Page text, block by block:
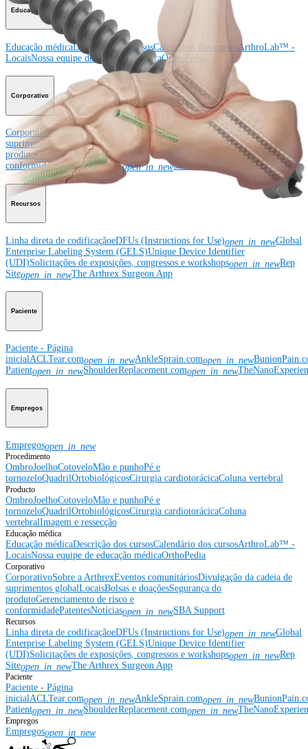
Educação médica
Educação médicaDescrição dos cursosCalendário dos cursosArthroLab™ -
LocaisNossa equipe de educação médicaOrthoPedia
Corporativo
CorporativoSobre a Arthrex Eventos comunitários
Divulgação da cadeia de
suprimentos globalLocaisBolsas e doaçõesSegurança do
produtoGerenciamento de risco e
conformidadePatentesNotíciasopen_in_newSBA Support
Recursos
Linha direta de codificaçãoeDFUs (Instructions for Use)open_in_newGlobal
Enterprise Labeling System (GELS)Unique Device Identifier
(UDI)Solicitações de exposições, congressos e workshopsopen_in_newRep
Siteopen_in_newThe Arthrex Surgeon App
Paciente
Paciente - Página
inicialACLTear.comopen_in_newAnkleSprain.comopen_in_new
Patientopen_in_newShoulderReplacement.comopen_in_new
Empregos
Empregosopen_in_new
Procedimento
OmbroJoelhoCotoveloMão e punhoPé e
tornozeloQuadrilOrtobiológicosCirurgia cardiotorácicaColuna vertebral
Producto
OmbroJoelhoCotoveloMão e punhoPé e
tornozeloQuadrilOrtobiológicosCirurgia cardiotorácicaColuna
vertebralImagem e ressecção
Educação médica
Educação médicaDescrição dos cursosCalendário dos cursosArthroLab™ -
LocaisNossa equipe de educação médicaOrthoPedia
Corporativo
CorporativoSobre a ArthrexEventos comunitáriosDivulgação da cadeia de
suprimentos globalLocaisBolsas e doaçõesSegurança do
produtoGerenciamento de risco e
conformidadePatentesNotíciasopen_in_newSBA Support
Recursos
Linha direta de codificaçãoeDFUs (Instructions for Use)open_in_newGlobal
Enterprise Labeling System (GELS)Unique Device Identifier
(UDI)Solicitações de exposições, congressos e workshopsopen_in_newRep
Siteopen_in_newThe Arthrex Surgeon App
Paciente
Paciente - Página
inicial ACLTear.comopen_in_newAnkleSprain.comopen_in_new
Patientopen_in_newShoulderReplacement.comopen_in_new
Empregos
Empregosopen_in_new